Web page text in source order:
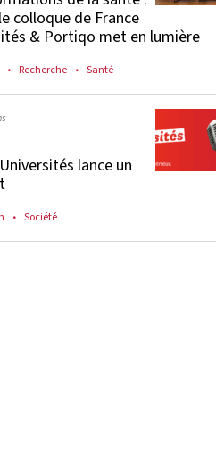
colloque de France
& Portiqo met en lumière
Recherche Santé
lance un
Société